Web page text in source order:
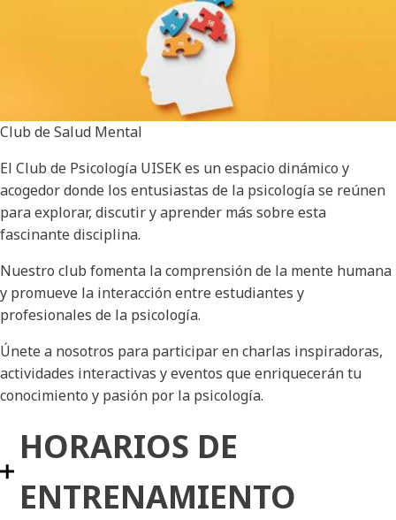
Club de Salud Mental
El Club de Psicología UISEK es un espacio dinámico y
acogedor donde los entusiastas de la psicología se reúnen
para explorar, discutir y aprender más sobre esta
fascinante disciplina.
Nuestro club fomenta la comprensión de la mente humana
y promueve la interacción entre estudiantes y
profesionales de la psicología.
Únete a nosotros para participar en charlas inspiradoras,
actividades interactivas y eventos que enriquecerán tu
conocimiento y pasión por la psicología.
HORARIOS DE
ENTRENAMIENTO